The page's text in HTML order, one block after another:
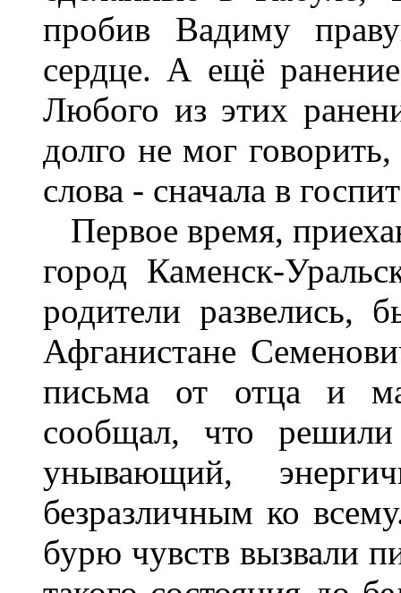
пробив Вадиму
сердце. А ещё
Любого из этих
долго не мог
слова - сначала в
Первое время,
город Каменск-
родители развелись,
Афганистане
письма от отца и
сообщал, что
унывающий,
безразличным ко
бурю чувств вызвали